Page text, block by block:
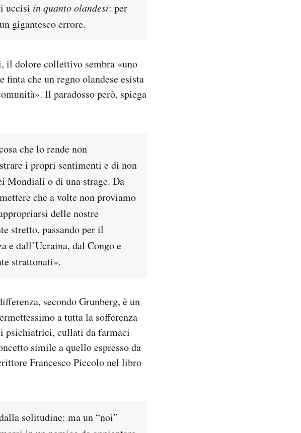
uccisi in quanto olandesi: per
gigantesco errore.
il dolore collettivo sembra «uno
che un regno olandese esista
Il paradosso però, spiega
che lo rende non
i propri sentimenti e di non
Mondiali o di una strage. Da
che a volte non proviamo
delle nostre
stretto, passando per il
e dall’Ucraina, dal Congo e
strattonati».
secondo Grunberg, è un
a tutta la sofferenza
psichiatrici, cullati da farmaci
simile a quello espresso da
Francesco Piccolo nel libro
solitudine: ma un “noi”